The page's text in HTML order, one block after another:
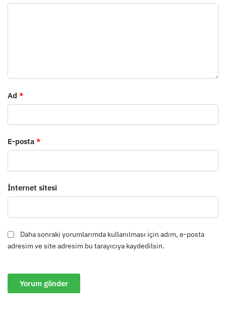
Ad *
E-posta *
İnternet sitesi
Daha sonraki yorumlarımda kullanılması için adım, e-posta
adresim ve site adresim bu tarayıcıya kaydedilsin.